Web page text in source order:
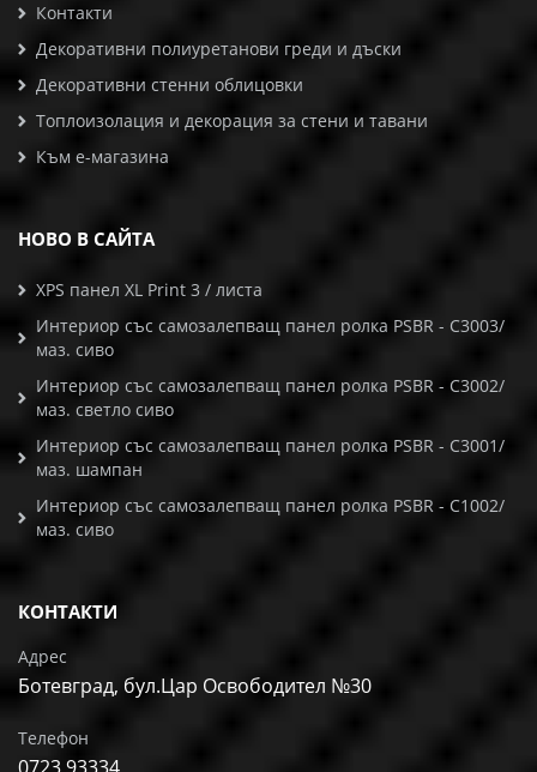
Контакти
Декоративни полиуретанови греди и дъски
Декоративни стенни облицовки
Топлоизолация и декорация за стени и тавани
Към е-магазина
НОВО В САЙТА
XPS панел XL Print 3 / листа
Интериор със самозалепващ панел ролка PSBR - C3003/
маз. сиво
Интериор със самозалепващ панел ролка PSBR - C3002/
маз. светло сиво
Интериор със самозалепващ панел ролка PSBR - C3001/
маз. шампан
Интериор със самозалепващ панел ролка PSBR - C1002/
маз. сиво
КОНТАКТИ
Адрес
Ботевград, бул.Цар Освободител №30
Телефон